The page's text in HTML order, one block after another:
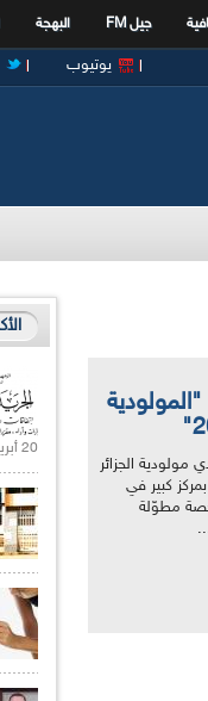
جيل FM البهجة
يوتيوب
"المولودية
مولودية الجزائر
كبير في
عام 2023. في حصة مطوّلة
20 أبريل 2021 |